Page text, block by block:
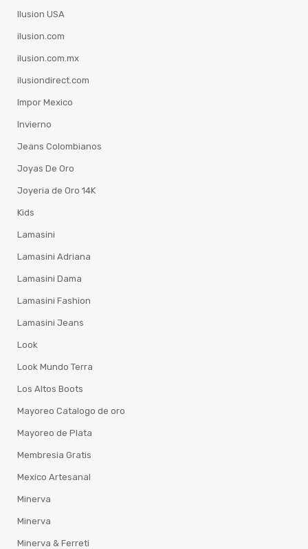
Ilusion USA
ilusion.com
ilusion.com.mx
ilusiondirect.com
Impor Mexico
Invierno
Jeans Colombianos
Joyas De Oro
Joyeria de Oro 14K
Kids
Lamasini
Lamasini Adriana
Lamasini Dama
Lamasini Fashion
Lamasini Jeans
Look
Look Mundo Terra
Los Altos Boots
Mayoreo Catalogo de oro
Mayoreo de Plata
Membresia Gratis
Mexico Artesanal
Minerva
Minerva
Minerva & Ferreti